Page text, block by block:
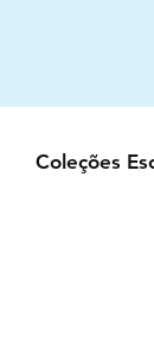
Coleções